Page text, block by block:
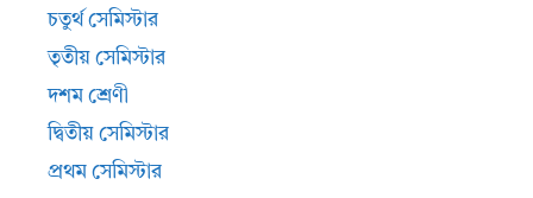
চতুর্থ সেমিস্টার
তৃতীয় সেমিস্টার
দশম শ্রেণী
দ্বিতীয় সেমিস্টার
প্রথম সেমিস্টার